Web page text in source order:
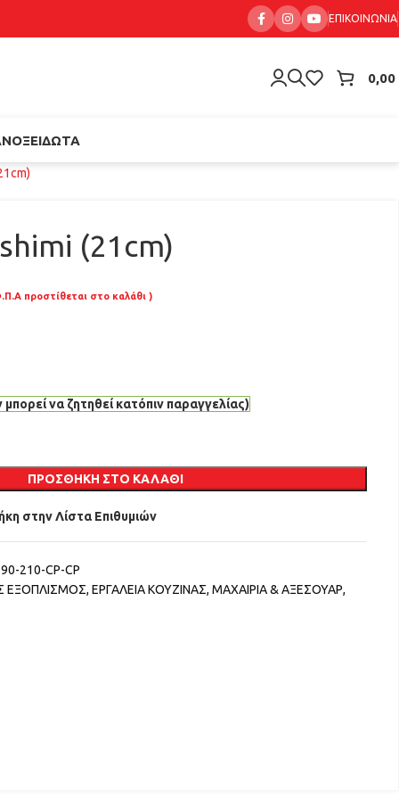
ΕΠΙΚΟΙΝΩΝΊΑ
0,00
(21cm)
προστίθεται στο καλάθι )
να ζητηθεί κατόπιν παραγγελίας)
ΠΡΟΣΘΉΚΗ ΣΤΟ ΚΑΛΆΘΙ
στην Λίστα Επιθυμιών
210-CP-CP
ΕΞΟΠΛΙΣΜΟΣ, ΕΡΓΑΛΕΙΑ ΚΟΥΖΙΝΑΣ, ΜΑΧΑΙΡΙΑ & ΑΞΕΣΟΥΑΡ,